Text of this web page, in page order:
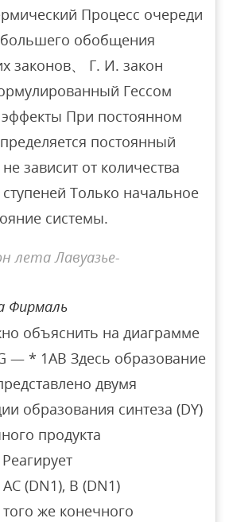
Процесс очереди
обобщения
законов、 Г. И. закон
Гессом
При постоянном
постоянный
зависит от количества
Только начальное
системы.
лета Лавуазье-
Фирмаль
объяснить на диаграмме
— * 1AB Здесь образование
двумя
образования синтеза (DY)
продукта
(DN1), B (DN1)
же конечного